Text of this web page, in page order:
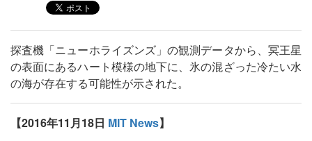
探査機「ニューホライズンズ」の観測データから、冥王星
の表面にあるハート模様の地下に、氷の混ざった冷たい水
の海が存在する可能性が示された。
【2016年11月18日 MIT News】